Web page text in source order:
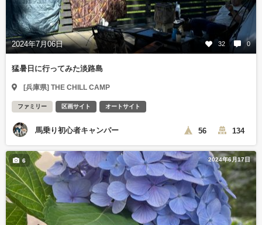
2024年7月06日 32 0
猛暑日に行ってみた淡路島
[兵庫県] THE CHILL CAMP
ファミリー 区画サイト オートサイト
馬乗り初心者キャンパー 56 134
2024年6月17日
6